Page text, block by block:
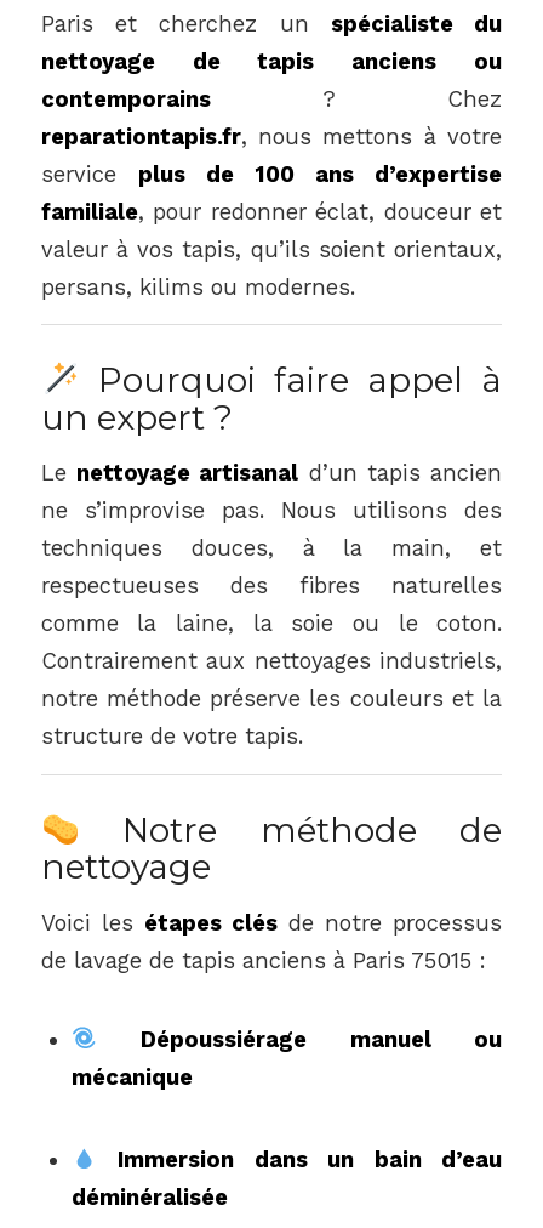
Paris et cherchez un spécialiste du
nettoyage de tapis anciens ou
contemporains? Chez
reparationtapis.fr, nous mettons à votre
service plus de 100 ans d’expertise
familiale, pour redonner éclat, douceur et
valeur à vos tapis, qu’ils soient orientaux,
persans, kilims ou modernes.
Pourquoi faire appel à
un expert ?
Le nettoyage artisanal d’un tapis ancien
ne s’improvise pas. Nous utilisons des
techniques douces, à la main, et
respectueuses des fibres naturelles
comme la laine, la soie ou le coton.
Contrairement aux nettoyages industriels,
notre méthode préserve les couleurs et la
structure de votre tapis.
Notre méthode de
nettoyage
Voici les étapes clés de notre processus
de lavage de tapis anciens à Paris 75015 :
Dépoussiérage manuel ou
mécanique
Immersion dans un bain d’eau
déminéralisée